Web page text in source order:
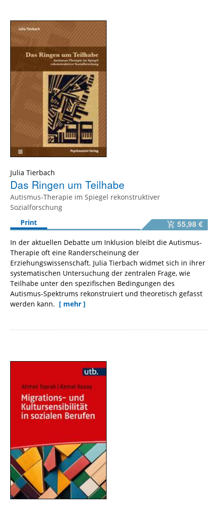
Julia Tierbach
Das Ringen um Teilhabe
Autismus-Therapie im Spiegel rekonstruktiver
Sozialforschung
Print
55,98 €
In der aktuellen Debatte um Inklusion bleibt die Autismus-
Therapie oft eine Randerscheinung der
Erziehungswissenschaft. Julia Tierbach widmet sich in ihrer
systematischen Untersuchung der zentralen Frage, wie
Teilhabe unter den spezifischen Bedingungen des
Autismus-Spektrums rekonstruiert und theoretisch gefasst
werden kann. [ mehr ]